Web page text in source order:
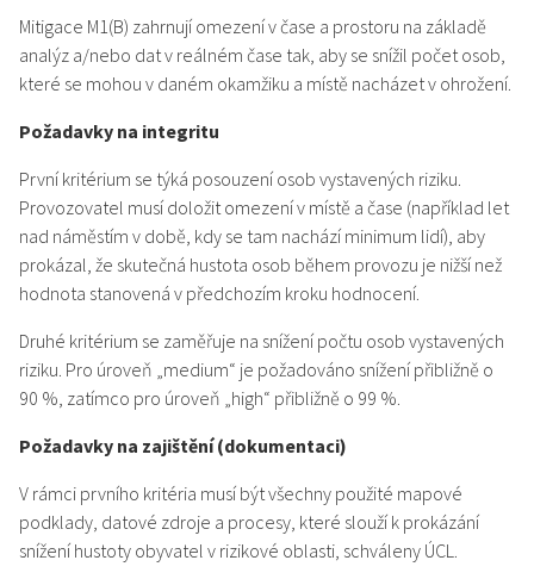
Mitigace M1(B) zahrnují omezení v čase a prostoru na základě
analýz a/nebo dat v reálném čase tak, aby se snížil počet osob,
které se mohou v daném okamžiku a místě nacházet v ohrožení.
Požadavky na integritu
První kritérium se týká posouzení osob vystavených riziku.
Provozovatel musí doložit omezení v místě a čase (například let
nad náměstím v době, kdy se tam nachází minimum lidí), aby
prokázal, že skutečná hustota osob během provozu je nižší než
hodnota stanovená v předchozím kroku hodnocení.
Druhé kritérium se zaměřuje na snížení počtu osob vystavených
riziku. Pro úroveň „medium“ je požadováno snížení přibližně o
90 %, zatímco pro úroveň „high“ přibližně o 99 %.
Požadavky na zajištění (dokumentaci)
V rámci prvního kritéria musí být všechny použité mapové
podklady, datové zdroje a procesy, které slouží k prokázání
snížení hustoty obyvatel v rizikové oblasti, schváleny ÚCL.